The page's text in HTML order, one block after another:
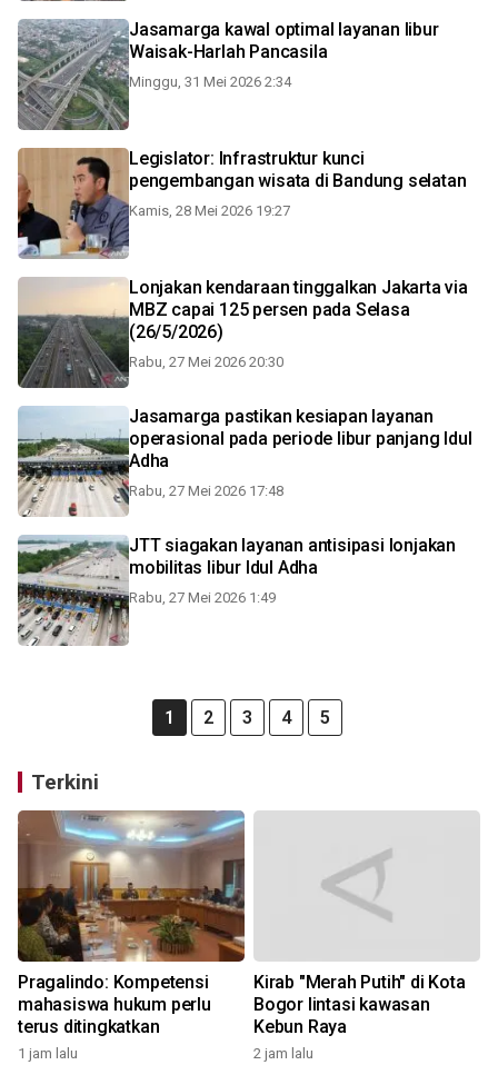
Jasamarga kawal optimal layanan libur
Waisak-Harlah Pancasila
Minggu, 31 Mei 2026 2:34
Legislator: Infrastruktur kunci
pengembangan wisata di Bandung selatan
Kamis, 28 Mei 2026 19:27
Lonjakan kendaraan tinggalkan Jakarta via
MBZ capai 125 persen pada Selasa
(26/5/2026)
Rabu, 27 Mei 2026 20:30
Jasamarga pastikan kesiapan layanan
operasional pada periode libur panjang Idul
Adha
Rabu, 27 Mei 2026 17:48
JTT siagakan layanan antisipasi lonjakan
mobilitas libur Idul Adha
Rabu, 27 Mei 2026 1:49
1 2 3 4 5
Terkini
Pragalindo: Kompetensi
mahasiswa hukum perlu
terus ditingkatkan
1 jam lalu
Kirab "Merah Putih" di Kota
Bogor lintasi kawasan
Kebun Raya
2 jam lalu